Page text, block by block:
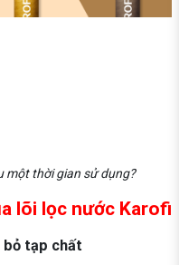
một thời gian sử dụng?
lõi lọc nước Karofi
bỏ tạp chất